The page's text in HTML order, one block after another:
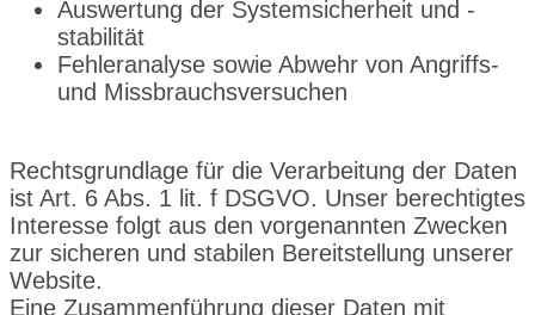
Auswertung der Systemsicherheit und -
stabilität
Fehleranalyse sowie Abwehr von Angriffs-
und Missbrauchsversuchen
Rechtsgrundlage für die Verarbeitung der Daten
ist Art. 6 Abs. 1 lit. f DSGVO. Unser berechtigtes
Interesse folgt aus den vorgenannten Zwecken
zur sicheren und stabilen Bereitstellung unserer
Website.
Eine Zusammenführung dieser Daten mit